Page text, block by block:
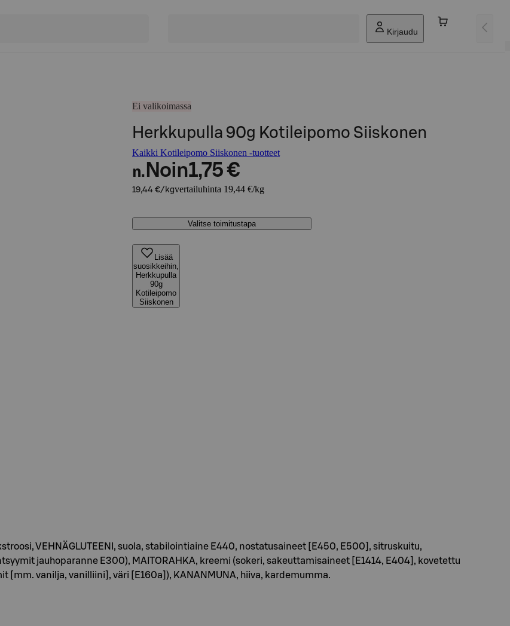
Kirjaudu
Ei valikoimassa
Herkkupulla 90g Kotileipomo Siiskonen
Kaikki Kotileipomo Siiskonen -tuotteet
n. Noin1,75 €
19,44 €/kgvertailuhinta 19,44 €/kg
Valitse toimitustapa
Lisää
suosikkeihin,
Herkkupulla
90g
Kotileipomo
Siiskonen
VEHNÄGLUTEENI, suola, stabilointiaine E440, nostatusaineet [E450, E500], sitruskuitu,
jauhoparanne E300), MAITORAHKA, kreemi (sokeri, sakeuttamisaineet [E1414, E404], kovetettu
[mm. vanilja, vanilliini], väri [E160a]), KANANMUNA, hiiva, kardemumma.